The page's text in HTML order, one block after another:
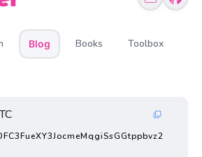
Blog Books Toolbox